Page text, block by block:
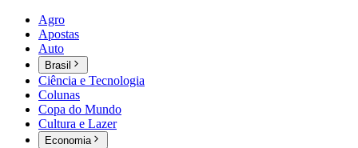
Agro
Apostas
Auto
Brasil
Ciência e Tecnologia
Colunas
Copa do Mundo
Cultura e Lazer
Economia